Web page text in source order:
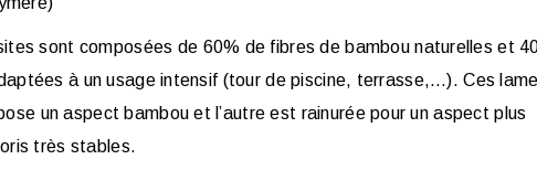
sont composées de 60% de fibres de bambou naturelles et
à un usage intensif (tour de piscine, terrasse,…). Ces
un aspect bambou et l’autre est rainurée pour un aspect plus
très stables.